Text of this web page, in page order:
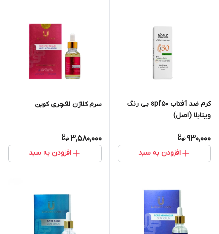
کرم ضد آفتاب spf۵۰ بی رنگ
ویتابلا (اصل)
930,000
افزودن به سبد
سرم کلاژن لاکچری کوین
3,580,000
افزودن به سبد